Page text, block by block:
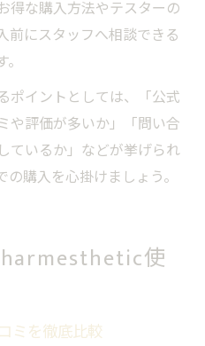
得な購入方法やテスターの
前にスタッフへ相談できる
ポイントとしては、「公式
や評価が多いか」「問い合
ているか」などが挙げられ
購入を心掛けましょう。
使
ミを徹底比較